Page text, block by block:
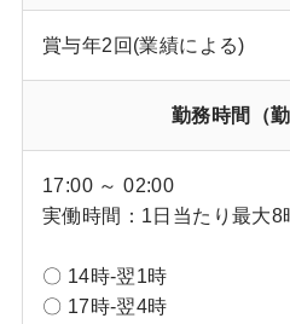
賞与年2回(業績による)
勤務時間（勤
17:00 ～ 02:00
実働時間：1日当たり最大8
〇 14時-翌1時
〇 17時-翌4時